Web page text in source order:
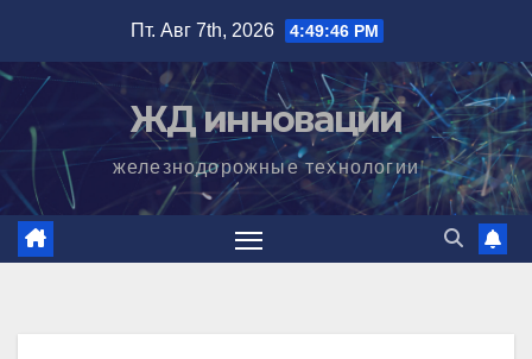
содержимому
Пт. Авг 7th, 2026 4:49:47 PM
ЖД инновации
железнодорожные технологии